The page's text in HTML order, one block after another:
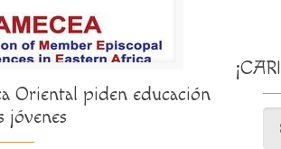
Oriental piden educación
jóvenes